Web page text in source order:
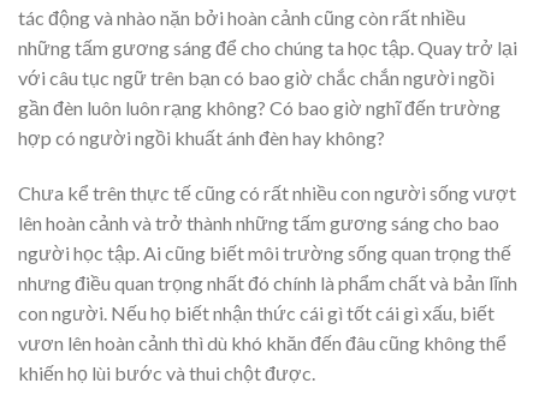
tác động và nhào nặn bởi hoàn cảnh cũng còn rất nhiều
những tấm gương sáng để cho chúng ta học tập. Quay trở lại
với câu tục ngữ trên bạn có bao giờ chắc chắn người ngồi
gần đèn luôn luôn rạng không? Có bao giờ nghĩ đến trường
hợp có người ngồi khuất ánh đèn hay không?
Chưa kể trên thực tế cũng có rất nhiều con người sống vượt
lên hoàn cảnh và trở thành những tấm gương sáng cho bao
người học tập. Ai cũng biết môi trường sống quan trọng thế
nhưng điều quan trọng nhất đó chính là phẩm chất và bản lĩnh
con người. Nếu họ biết nhận thức cái gì tốt cái gì xấu, biết
vươn lên hoàn cảnh thì dù khó khăn đến đâu cũng không thể
khiến họ lùi bước và thui chột được.